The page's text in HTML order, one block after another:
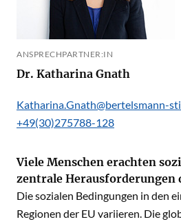
ANSPRECHPARTNER:IN
Dr. Katharina Gnath
Katharina.Gnath@bertelsmann-
+49(30)275788-128
Viele Menschen erachten
zentrale Herausforderungen
Die sozialen Bedingungen in den
Regionen der EU variieren. Die